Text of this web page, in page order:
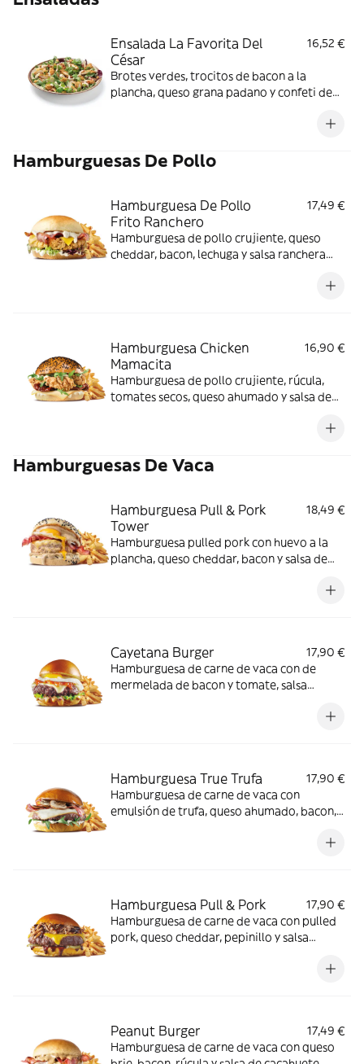
Ensalada La Favorita Del
César
16,52 €
Brotes verdes, trocitos de bacon a la
plancha, queso grana padano y confeti de
Hamburguesas De Pollo
Hamburguesa De Pollo
Frito Ranchero
17,49 €
Hamburguesa de pollo crujiente, queso
cheddar, bacon, lechuga y salsa ranchera
Hamburguesa Chicken
Mamacita
16,90 €
Hamburguesa de pollo crujiente, rúcula,
tomates secos, queso ahumado y salsa de
Hamburguesas De Vaca
Hamburguesa Pull & Pork
Tower
18,49 €
Hamburguesa pulled pork con huevo a la
plancha, queso cheddar, bacon y salsa de
Cayetana Burger
17,90 €
Hamburguesa de carne de vaca con de
mermelada de bacon y tomate, salsa
Hamburguesa True Trufa
17,90 €
Hamburguesa de carne de vaca con
emulsión de trufa, queso ahumado, bacon,
Hamburguesa Pull & Pork
17,90 €
Hamburguesa de carne de vaca con pulled
pork, queso cheddar, pepinillo y salsa
Peanut Burger
17,49 €
Hamburguesa de carne de vaca con queso